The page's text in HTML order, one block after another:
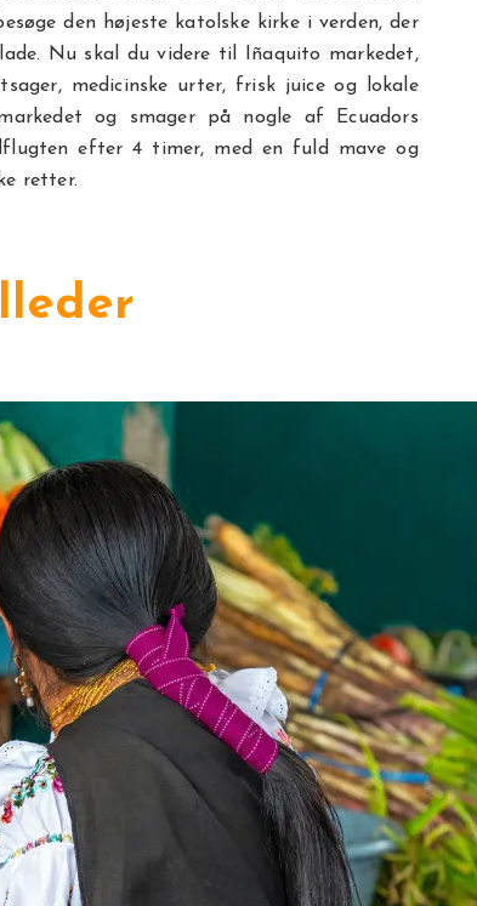
den højeste katolske kirke i verden, der
Nu skal du videre til Iñaquito markedet,
medicinske urter, frisk juice og lokale
og smager på nogle af Ecuadors
efter 4 timer, med en fuld mave og
retter.